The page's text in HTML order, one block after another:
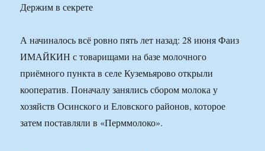
Держим в секрете
А начиналось всё ровно пять лет назад: 28 июня Фаиз
ИМАЙКИН с товарищами на базе молочного
приёмного пункта в селе Куземьярово открыли
кооператив. Поначалу занялись сбором молока у
хозяйств Осинского и Еловского районов, которое
затем поставляли в «Перммолоко».